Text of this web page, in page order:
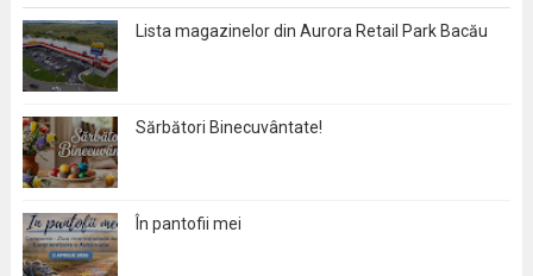
Lista magazinelor din Aurora Retail Park Bacău
Sărbători Binecuvântate!
În pantofii mei